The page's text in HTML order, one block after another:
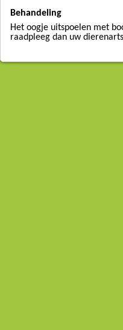
Behandeling
Het oogje uitspoelen met
raadpleeg dan uw